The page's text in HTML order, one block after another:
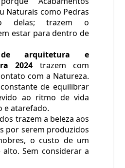
Naturais como Pedras
delas; trazem o
estar para dentro de
de arquitetura e
2024 trazem com
com a Natureza.
de equilibrar
ao ritmo de vida
e atarefado.
trazem a beleza aos
por serem produzidos
o custo de um
Sem considerar a